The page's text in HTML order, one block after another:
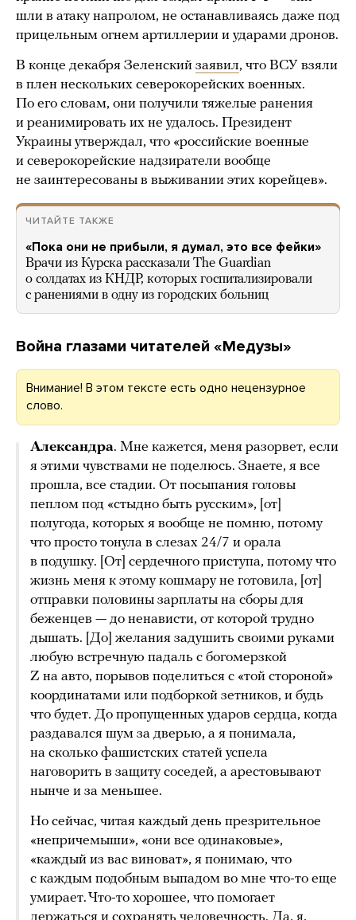
шли в атаку напролом, не останавливаясь даже под
прицельным огнем артиллерии и ударами дронов.
В конце декабря Зеленский заявил, что ВСУ взяли
в плен нескольких северокорейских военных.
По его словам, они получили тяжелые ранения
и реанимировать их не удалось. Президент
Украины утверждал, что «российские военные
и северокорейские надзиратели вообще
не заинтересованы в выживании этих корейцев».
ЧИТАЙТЕ ТАКЖЕ
«Пока они не прибыли, я думал, это все фейки»
Врачи из Курска рассказали The Guardian
о солдатах из КНДР, которых госпитализировали
с ранениями в одну из городских больниц
Война глазами читателей «Медузы»
Внимание! В этом тексте есть одно нецензурное
слово.
Александра. Мне кажется, меня разорвет, если
я этими чувствами не поделюсь. Знаете, я все
прошла, все стадии. От посыпания головы
пеплом под «стыдно быть русским», [от]
полугода, которых я вообще не помню, потому
что просто тонула в слезах 24/7 и орала
в подушку. [От] сердечного приступа, потому что
жизнь меня к этому кошмару не готовила, [от]
отправки половины зарплаты на сборы для
беженцев — до ненависти, от которой трудно
дышать. [До] желания задушить своими руками
любую встречную падаль с богомерзкой
Z на авто, порывов поделиться с «той стороной»
координатами или подборкой зетников, и будь
что будет. До пропущенных ударов сердца, когда
раздавался шум за дверью, а я понимала,
на сколько фашистских статей успела
наговорить в защиту соседей, а арестовывают
нынче и за меньшее.
Но сейчас, читая каждый день презрительное
«непричемыши», «они все одинаковые»,
«каждый из вас виноват», я понимаю, что
с каждым подобным выпадом во мне что-то еще
умирает. Что-то хорошее, что помогает